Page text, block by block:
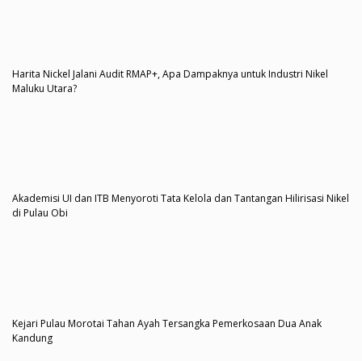
Harita Nickel Jalani Audit RMAP+, Apa Dampaknya untuk Industri Nikel
Maluku Utara?
Akademisi UI dan ITB Menyoroti Tata Kelola dan Tantangan Hilirisasi Nikel
di Pulau Obi
Kejari Pulau Morotai Tahan Ayah Tersangka Pemerkosaan Dua Anak
Kandung